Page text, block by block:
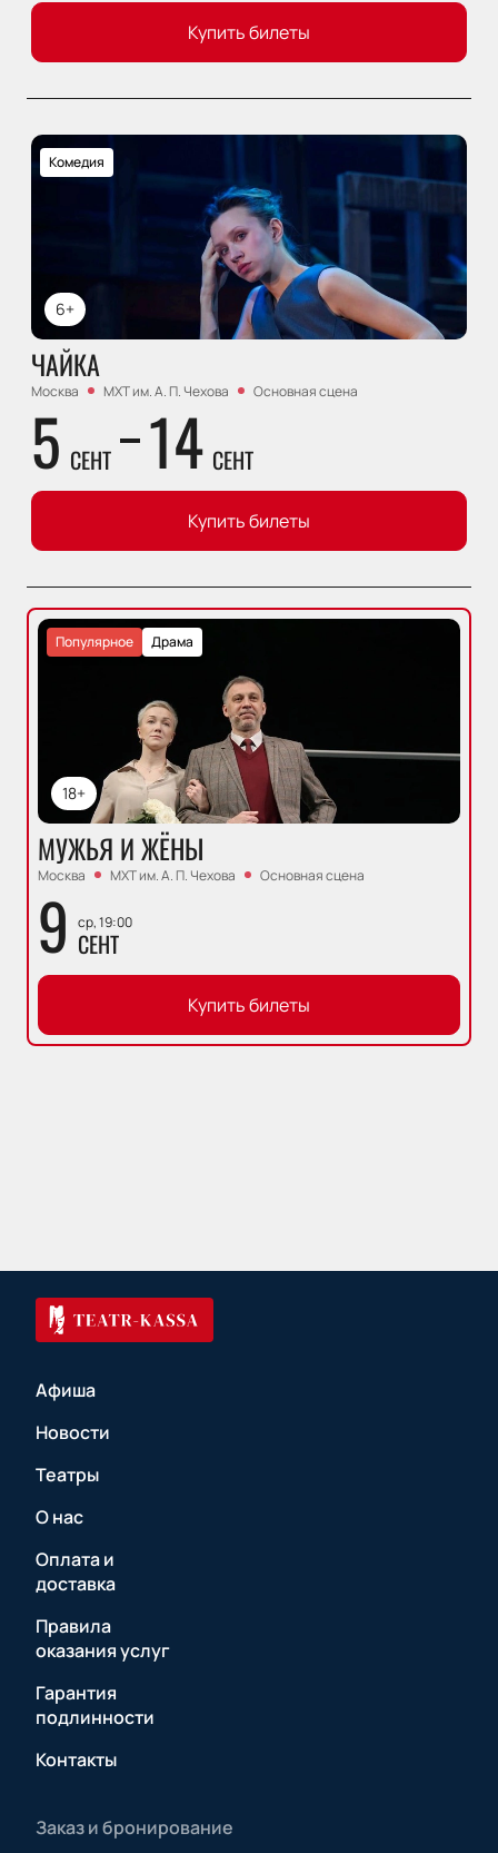
Купить билеты
6+
Комедия
ЧАЙКА
Москва МХТ им. А. П. Чехова Основная сцена
5 СЕНТ 14 СЕНТ
Купить билеты
18+
Драма
Популярное
МУЖЬЯ И ЖЁНЫ
Москва МХТ им. А. П. Чехова Основная сцена
9 ср, 19:00
СЕНТ
Купить билеты
Афиша
Новости
Театры
О нас
Оплата и
доставка
Правила
оказания услуг
Гарантия
подлинности
Контакты
Заказ и бронирование